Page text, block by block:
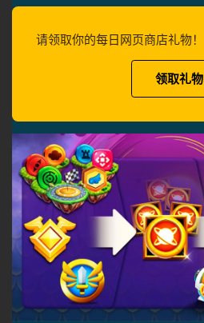
请领取你的每日网页商店礼物！
领取礼物